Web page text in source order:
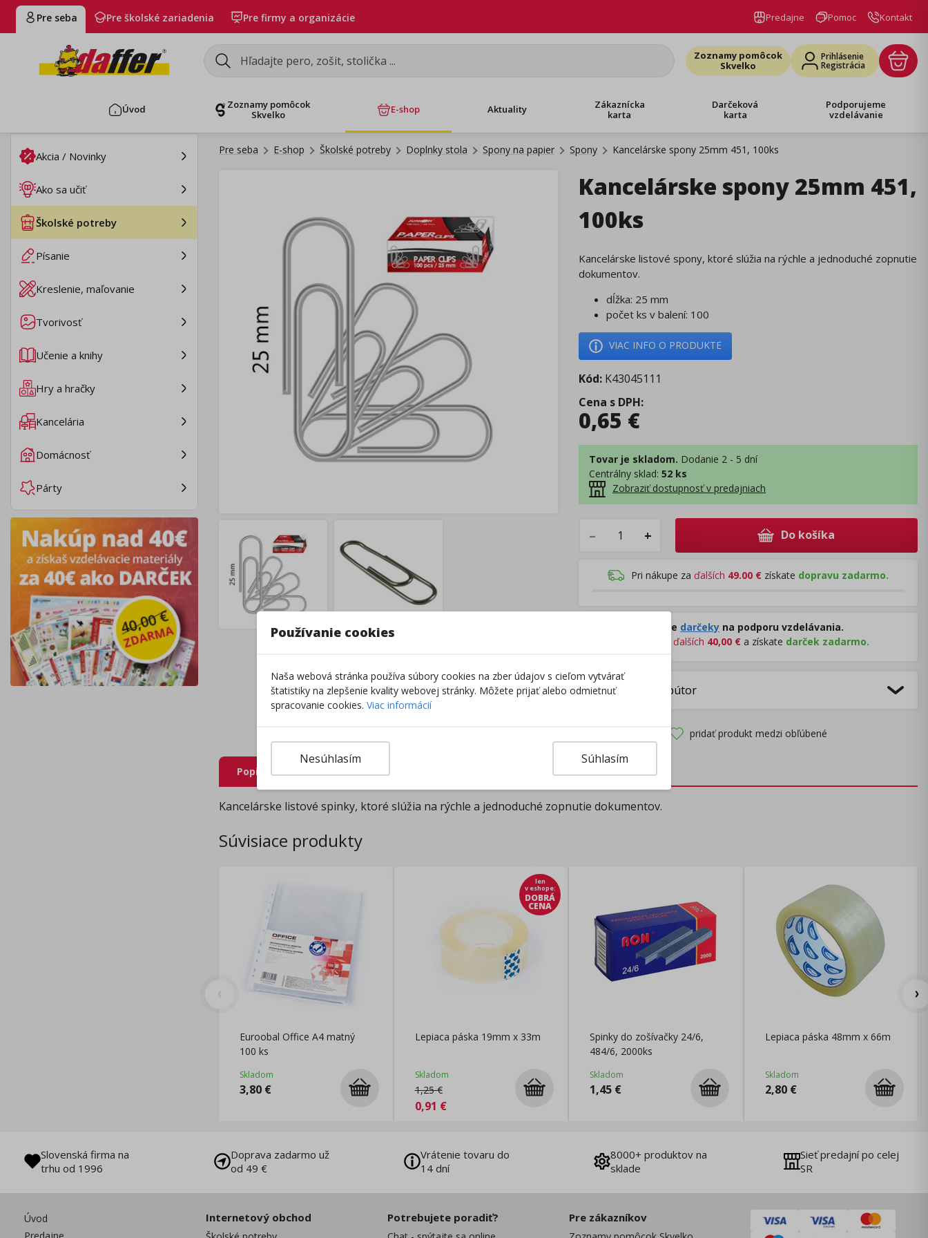
Pre seba Pre školské zariadenia Pre firmy a organizácie Predajne Pomoc Kontakt
Zoznamy pomôcok
Skvelko
Prihlásenie
Registrácia
Úvod
Zoznamy pomôcok
Skvelko
E-shop Aktuality
Zákaznícka
karta
Darčeková
karta
Podporujeme
vzdelávanie
Akcia / Novinky
Ako sa učiť
Školské potreby
Písanie
Kreslenie, maľovanie
Tvorivosť
Učenie a knihy
Hry a hračky
Kancelária
Domácnosť
Párty
Pre seba E-shop Školské potreby Doplnky stola Spony na papier Spony Kancelárske spony 25mm 451, 100ks
Kancelárske spony 25mm 451,
100ks
Kancelárske listové spony, ktoré slúžia na rýchle a jednoduché zopnutie
dokumentov.
dĺžka: 25 mm
počet ks v balení: 100
VIAC INFO O PRODUKTE
Kód: K43045111
Cena s DPH:
0,65 €
Tovar je skladom. Dodanie 2 - 5 dní
Centrálny sklad: 52 ks
Zobraziť dostupnosť v predajniach
– + Do košíka
Pri nákupe za ďalších 49.00 € získate dopravu zadarmo.
Rozdávame darčeky na podporu vzdelávania.
ďalších 40,00 € a získate darček zadarmo.
Výrobca/Distribútor
pridať produkt medzi obľúbené
Popis produktu
Kancelárske listové spinky, ktoré slúžia na rýchle a jednoduché zopnutie dokumentov.
Súvisiace produkty
Euroobal Office A4 matný
100 ks
Skladom
3,80 €
len
v eshope:
DOBRÁ
CENA
Lepiaca páska 19mm x 33m
Skladom
1,25€
0,91 €
Spinky do zošívačky 24/6,
484/6, 2000ks
Skladom
1,45 €
Lepiaca páska 48mm x 66m
Skladom
2,80€
Slovenská firma na
trhu od 1996
Doprava zadarmo už
od 49 €
Vrátenie tovaru do
14 dní
8000+ produktov na
sklade
Sieť predajní po celej
SR
Úvod
Predajne
Internetový obchod Potrebujete poradiť? Pre zákazníkov
Používanie cookies
Naša webová stránka používa súbory cookies na zber údajov s cieľom vytvárať
štatistiky na zlepšenie kvality webovej stránky. Môžete prijať alebo odmietnuť
spracovanie cookies. Viac informácií
Súhlasím
Nesúhlasím